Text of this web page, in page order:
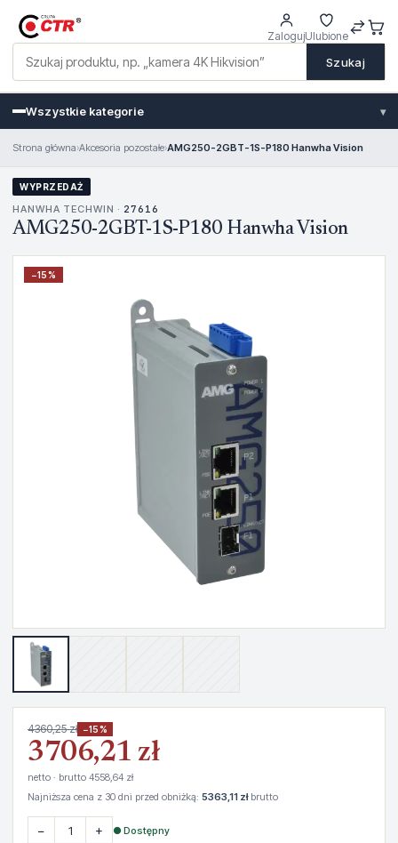
Szukaj
ZalogujUlubione
Wszystkie kategorie ▾
Strona główna›Akcesoria pozostałe›AMG250-2GBT-1S-P180 Hanwha Vision
WYPRZEDAŻ
HANWHA TECHWIN · 27616
AMG250-2GBT-1S-P180 Hanwha Vision
−15%
4360,25 zł −15%
3706,21 zł
netto · brutto 4558,64 zł
Najniższa cena z 30 dni przed obniżką: 5363,11 złbrutto
− + ● Dostępny